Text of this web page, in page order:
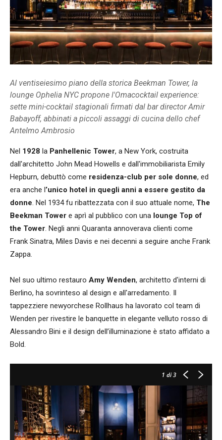
Al ventiseiesimo piano della storica Beekman Tower, la
lounge Ophelia NYC propone l'Omacocktail experience:
sette mini-cocktail stagionali firmati dal bar director Amir
Babayoff, abbinati a piccoli assaggi di cucina dello chef
Antelmo Ambrosio
Nel 1928 la Panhellenic Tower, a New York, costruita
dall'architetto John Mead Howells e dall'immobiliarista Emily
Hepburn, debuttò come residenza-club per sole donne, ed
era anche l’unico hotel in quegli anni a essere gestito da
donne. Nel 1934 fu ribattezzata con il suo attuale nome, The
Beekman Tower e aprì al pubblico con una lounge Top of
the Tower. Negli anni Quaranta annoverava clienti come
Frank Sinatra, Miles Davis e nei decenni a seguire anche Frank
Zappa.
Nel suo ultimo restauro Amy Wenden, architetto d'interni di
Berlino, ha sovrinteso al design e all'arredamento. Il
tappezziere newyorchese Rollhaus ha lavorato col team di
Wenden per rivestire le banquette in elegante velluto rosso di
Alessandro Bini e il design dell’illuminazione è stato affidato a
Bold.
1 di 3